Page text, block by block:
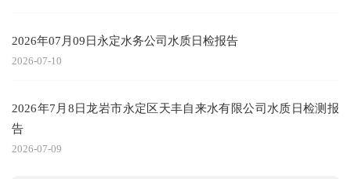
2026年07月09日永定水务公司水质日检报告
2026-07-10
2026年7月8日龙岩市永定区天丰自来水有限公司水质日检测报
告
2026-07-09